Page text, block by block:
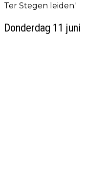
Ter Stegen leiden.'
Donderdag 11 juni